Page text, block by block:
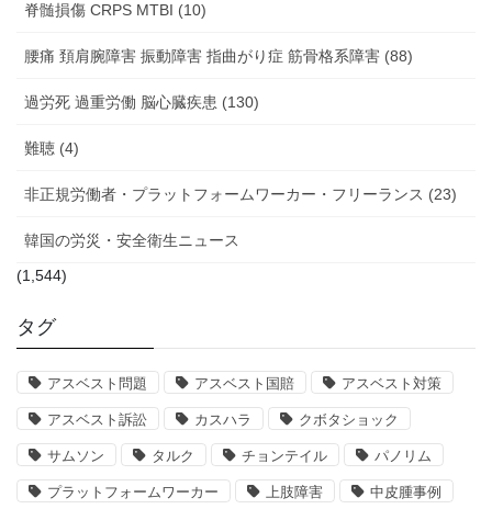
脊髄損傷 CRPS MTBI (10)
腰痛 頚肩腕障害 振動障害 指曲がり症 筋骨格系障害 (88)
過労死 過重労働 脳心臓疾患 (130)
難聴 (4)
非正規労働者・プラットフォームワーカー・フリーランス (23)
韓国の労災・安全衛生ニュース
(1,544)
タグ
アスベスト問題 アスベスト国賠 アスベスト対策
アスベスト訴訟 カスハラ クボタショック
サムソン タルク チョンテイル パノリム
プラットフォームワーカー 上肢障害 中皮腫事例